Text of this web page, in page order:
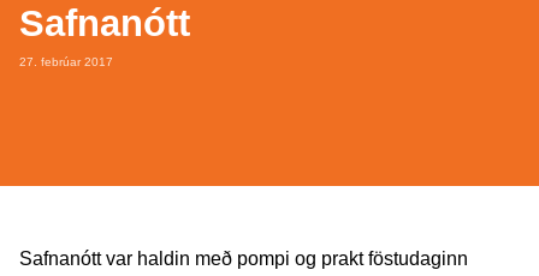
Safnanótt
27. febrúar 2017
Safnanótt var haldin með pompi og prakt föstudaginn